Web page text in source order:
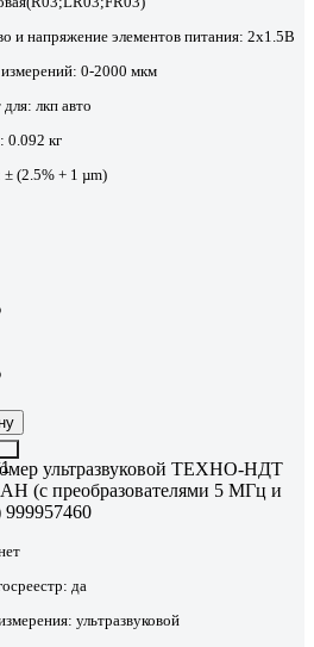
и напряжение элементов питания: 2х1.5B
0-2000 мкм
лкп авто
0.092 кг
± (2.5% + 1 µm)
ультразвуковой ТЕХНО-НДТ
(с преобразователями 5 МГц и
да
ультразвуковой